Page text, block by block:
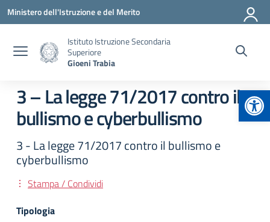
Vai ai contenuti
Vai al menu di navigazione
Vai al footer
Ministero dell'Istruzione e del Merito
Istituto Istruzione Secondaria
Superiore
Gioeni Trabia
3 – La legge 71/2017 contro il
bullismo e cyberbullismo
3 - La legge 71/2017 contro il bullismo e
cyberbullismo
Stampa / Condividi
Tipologia